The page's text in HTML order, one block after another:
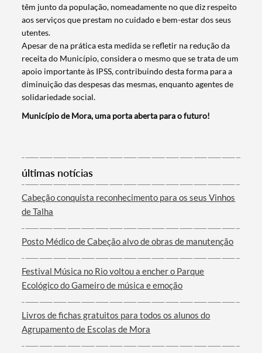
Categorias gerais
Filtros
têm junto da população, nomeadamente no que diz respeito
aos serviços que prestam no cuidado e bem-estar dos seus
utentes.
Apesar de na prática esta medida se refletir na redução da
receita do Município, considera o mesmo que se trata de um
apoio importante às IPSS, contribuindo desta forma para a
diminuição das despesas das mesmas, enquanto agentes de
solidariedade social.
Município de Mora, uma porta aberta para o futuro!
últimas notícias
Cabeção conquista reconhecimento para os seus Vinhos
de Talha
Posto Médico de Cabeção alvo de obras de manutenção
Festival Música no Rio voltou a encher o Parque
Ecológico do Gameiro de música e emoção
Livros de fichas gratuitos para todos os alunos do
Agrupamento de Escolas de Mora